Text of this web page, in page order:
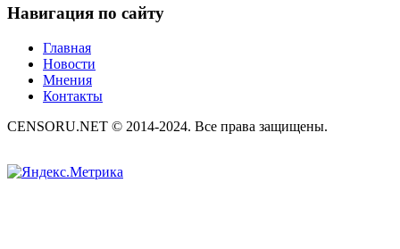
Навигация по сайту
Главная
Новости
Мнения
Контакты
CENSORU.NET © 2014-2024. Все права защищены.